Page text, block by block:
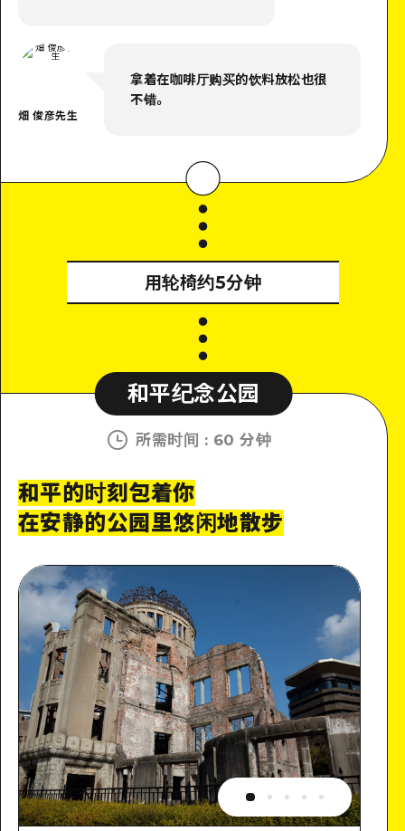
畑 俊彦先生
拿着在咖啡厅购买的饮料放松也很
不错。
用轮椅约5分钟
和平纪念公园
所需时间 : 60 分钟
和平的时刻包着你
在安静的公园里悠闲地散步